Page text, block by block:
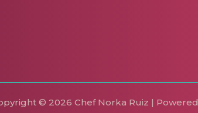
© 2026 Chef Norka Ruiz |